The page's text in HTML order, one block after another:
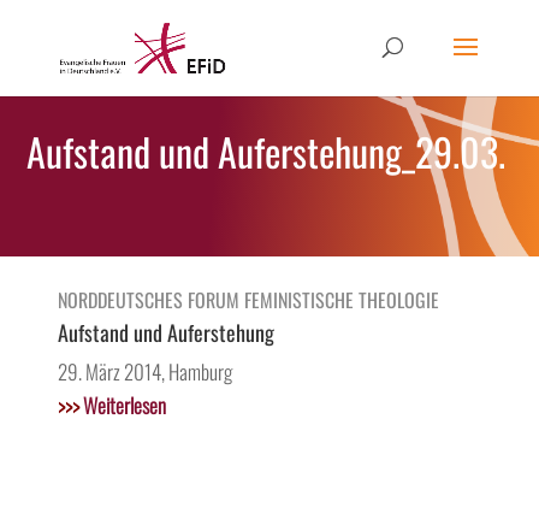
Aufstand und Auferstehung_29.03.
NORDDEUTSCHES FORUM FEMINISTISCHE THEOLOGIE
Aufstand und Auferstehung
29. März 2014, Hamburg
>>>Weiterlesen